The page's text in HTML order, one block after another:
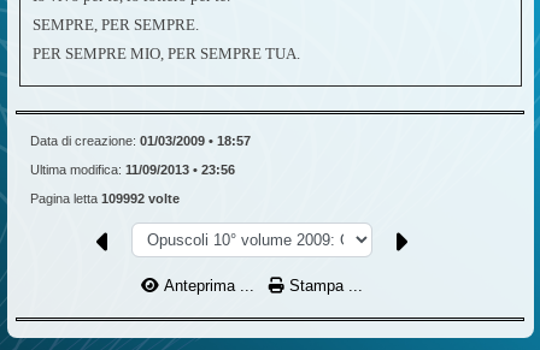
SEMPRE, PER SEMPRE.
PER SEMPRE MIO, PER SEMPRE TUA.
Data di creazione: 01/03/2009 • 18:57
Ultima modifica: 11/09/2013 • 23:56
Pagina letta 109992 volte
Anteprima ... Stampa ...